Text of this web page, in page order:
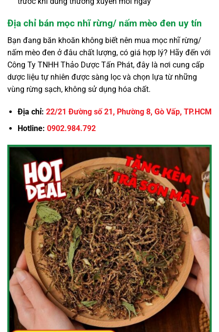
Địa chỉ bán mọc nhĩ rừng/ nấm mèo đen uy tín
Bạn đang băn khoăn không biết nên mua mọc nhĩ rừng/
nấm mèo đen ở đâu chất lượng, có giá hợp lý? Hãy đến với
Công Ty TNHH Thảo Dược Tấn Phát, đây là nơi cung cấp
dược liệu tự nhiên được sàng lọc và chọn lựa từ những
vùng rừng sạch, không sử dụng hóa chất.
Địa chỉ: 22/21 Đường số 21, Phường 8, Gò Vấp, TP.HCM
Hotline: 0902.984.792